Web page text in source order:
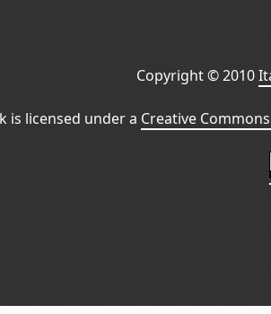
Copyright © 2010
is licensed under a Creative